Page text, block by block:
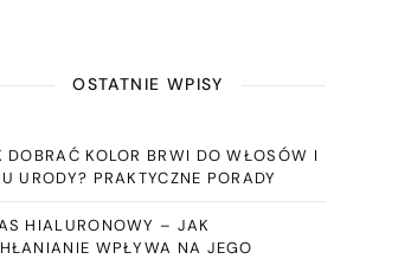
OSTATNIE WPISY
DOBRAĆ KOLOR BRWI DO WŁOSÓW I
URODY? PRAKTYCZNE PORADY
HIALURONOWY – JAK
WPŁYWA NA JEGO